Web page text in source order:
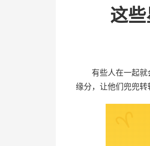
这些
有些人在一起就会
缘分，让他们兜兜